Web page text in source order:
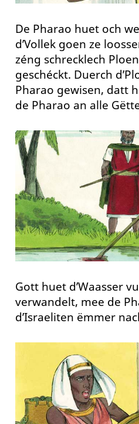
De Pharao huet och
d’Vollek goen ze
zéng schrecklech
geschéckt. Duerch
Pharao gewisen, datt
de Pharao an alle
Gott huet d’Waasser
verwandelt, mee de
d’Israeliten ëmmer